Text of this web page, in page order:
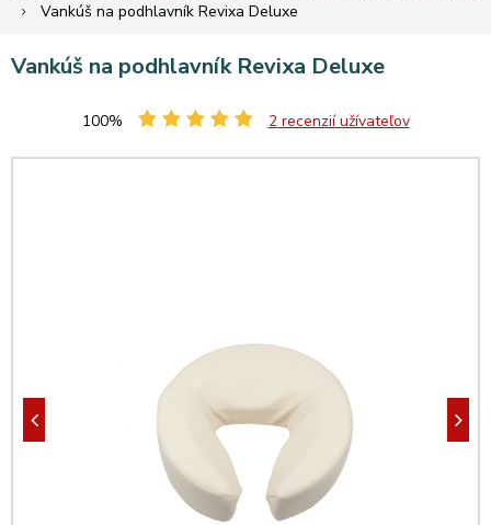
Vankúš na podhlavník Revixa Deluxe
Vankúš na podhlavník Revixa Deluxe
100% 2recenzií užívateľov